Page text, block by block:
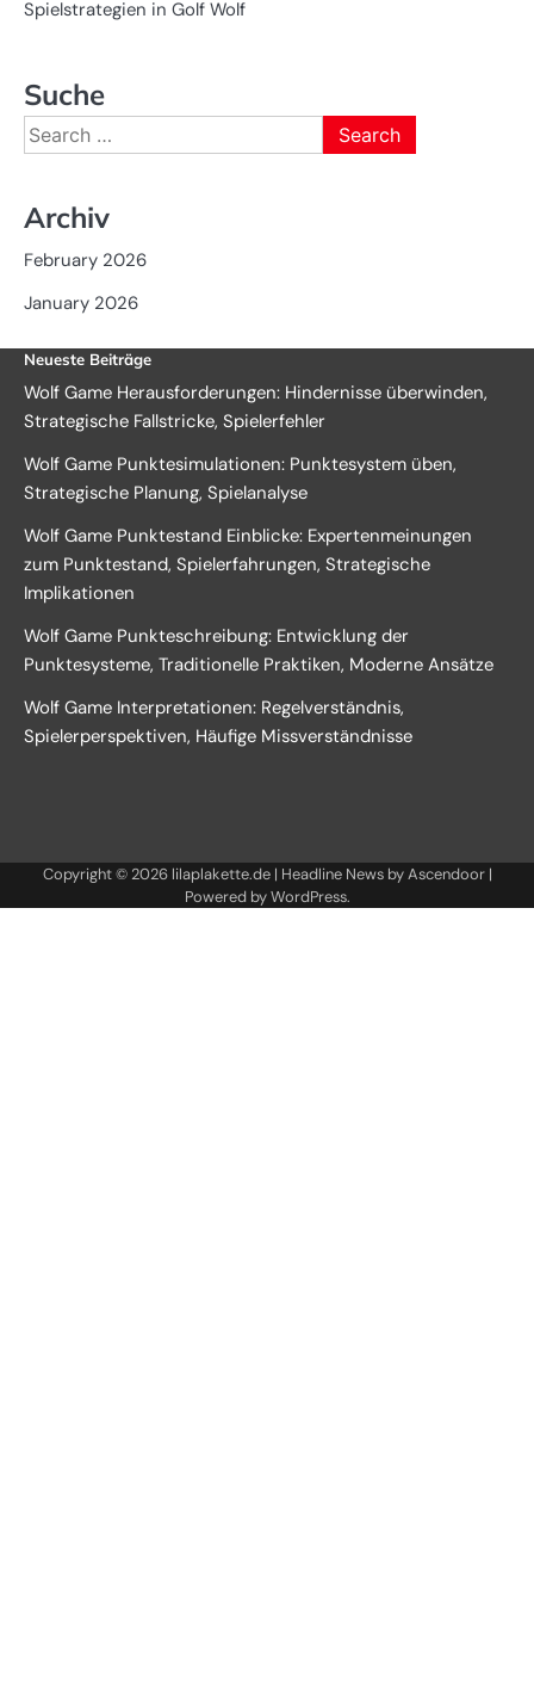
Spielstrategien in Golf Wolf
Suche
Search
for:
Archiv
February 2026
January 2026
Neueste Beiträge
Wolf Game Herausforderungen: Hindernisse überwinden,
Strategische Fallstricke, Spielerfehler
Wolf Game Punktesimulationen: Punktesystem üben,
Strategische Planung, Spielanalyse
Wolf Game Punktestand Einblicke: Expertenmeinungen
zum Punktestand, Spielerfahrungen, Strategische
Implikationen
Wolf Game Punkteschreibung: Entwicklung der
Punktesysteme, Traditionelle Praktiken, Moderne Ansätze
Wolf Game Interpretationen: Regelverständnis,
Spielerperspektiven, Häufige Missverständnisse
Copyright © 2026 lilaplakette.de| Headline News byAscendoor|
Powered byWordPress.